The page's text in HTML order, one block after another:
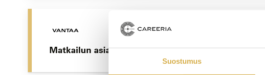
Suostumus
VANTAA
Matkailun asiakaspalvelija | Matkailualan